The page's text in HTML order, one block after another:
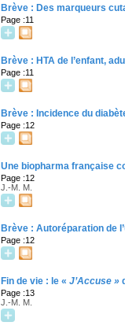
Brève : Des marqueurs
Page :11
Brève : HTA de l’enfant,
Page :11
Brève : Incidence du
Page :12
Une biopharma française
Page :12
J.-M. M.
Brève : Autoréparation de
Page :12
Fin de vie : le « J’Accuse »
Page :13
J.-M. M.